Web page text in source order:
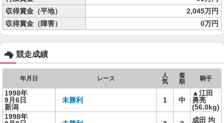
収得賞金（平地）
2,045万円
収得賞金（障害）
0万円
競走成績
年月日 レース
人
気
着
順
騎手
1998年
9月6日
新潟
未勝利 1 中
▲江田
勇亮
(56.0kg)
1998年
成田 均